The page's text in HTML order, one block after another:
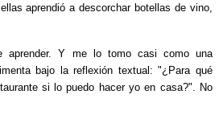
aprendió a descorchar botellas de vino,
aprender. Y me lo tomo casi como una
bajo la reflexión textual: "¿Para qué
si lo puedo hacer yo en casa?". No